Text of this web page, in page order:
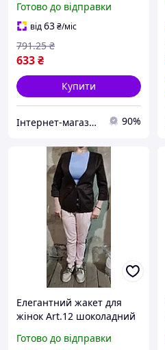
кольору з укороченим
рукавом 3/4
Готово до відправки
від63₴/міс
633₴
791.25 ₴
Купити
Інтернет-магазин Look 100 Clothes 90%
Елегантний жакет для
жінок Art.12 шоколадний
тканина приталений крій
Готово до відправки